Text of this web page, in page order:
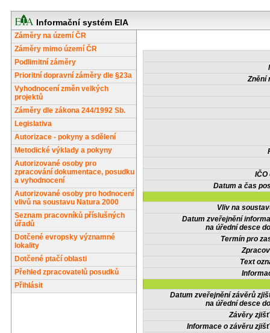
Informační systém EIA
Záměry na území ČR
Záměry mimo území ČR
Podlimitní záměry
Prioritní dopravní záměry dle §23a
Vyhodnocení změn velkých
projektů
Záměry dle zákona 244/1992 Sb.
Legislativa
Autorizace - pokyny a sdělení
Metodické výklady a pokyny
Autorizované osoby pro
zpracování dokumentace, posudku
a vyhodnocení
Autorizované osoby pro hodnocení
vlivů na soustavu Natura 2000
Seznam pracovníků příslušných
úřadů
Dotčené evropsky významné
lokality
Dotčené ptačí oblasti
Přehled zpracovatelů posudků
Přihlásit
Znění
IČO
Datum a čas
Vliv na
Datum zveřejnění
na úřední desce
Termín pro
Text
Datum zveřejnění závěrů
na úřední desce
Závěry
Informace o závěru